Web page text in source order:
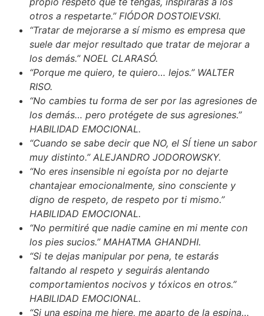
otros a respetarte.” FIÓDOR DOSTOIEVSKI.
“Tratar de mejorarse a sí mismo es empresa que
suele dar mejor resultado que tratar de mejorar a
los demás.” NOEL CLARASÓ.
“Porque me quiero, te quiero… lejos.” WALTER
RISO.
“No cambies tu forma de ser por las agresiones de
los demás… pero protégete de sus agresiones.”
HABILIDAD EMOCIONAL.
“Cuando se sabe decir que NO, el SÍ tiene un sabor
muy distinto.” ALEJANDRO JODOROWSKY.
“No eres insensible ni egoísta por no dejarte
chantajear emocionalmente, sino consciente y
digno de respeto, de respeto por ti mismo.”
HABILIDAD EMOCIONAL.
“No permitiré que nadie camine en mi mente con
los pies sucios.” MAHATMA GHANDHI.
“Si te dejas manipular por pena, te estarás
faltando al respeto y seguirás alentando
comportamientos nocivos y tóxicos en otros.”
HABILIDAD EMOCIONAL.
“Si una espina me hiere, me aparto de la espina…